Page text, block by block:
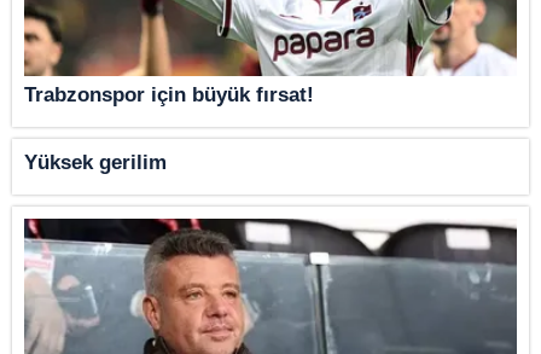
Trabzonspor için büyük fırsat!
Yüksek gerilim